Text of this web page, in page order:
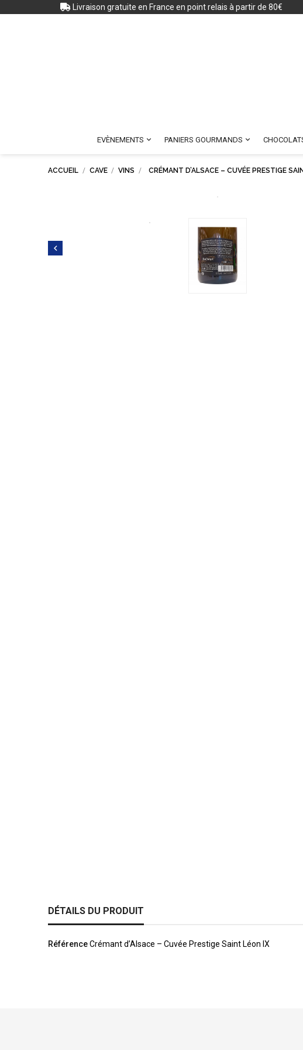
Livraison gratuite en France en point relais à partir de 80€

EVÈNEMENTS 
PANIERS GOURMANDS
ACCUEIL CAVE VINS CRÉMANT D’ALSACE – CUVÉE PRESTIGE

DÉTAILS DU PRODUIT
RéférenceCrémant d’Alsace – Cuvée Prestige Saint Léon IX